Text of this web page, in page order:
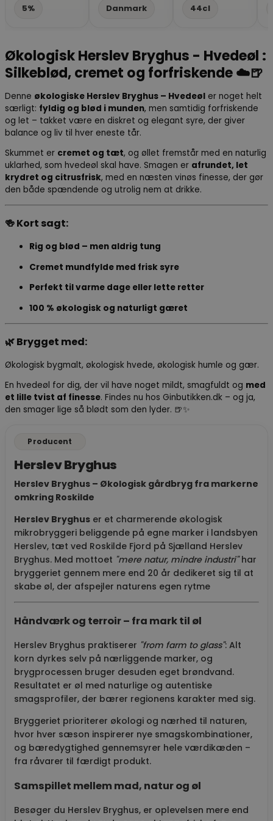
5% Danmark 44cl
Økologisk Herslev Bryghus - Hvedeøl :
Silkeblød, cremet og forfriskende ☁️🍺
Denne økologiske Herslev Bryghus – Hvedeøl er noget helt
særligt: fyldig og blød i munden, men samtidig forfriskende
og let – takket være en diskret og elegant syre, der giver
balance og liv til hver eneste tår.
Skummet er cremet og tæt, og øllet fremstår med en naturlig
uklarhed, som hvedeøl skal have. Smagen er afrundet, let
krydret og citrusfrisk, med en næsten vinøs finesse, der gør
den både spændende og utrolig nem at drikke.
🍻 Kort sagt:
Rig og blød – men aldrig tung
Cremet mundfylde med frisk syre
Perfekt til varme dage eller lette retter
100 % økologisk og naturligt gæret
🌿 Brygget med:
Økologisk bygmalt, økologisk hvede, økologisk humle og gær.
En hvedeøl for dig, der vil have noget mildt, smagfuldt og med
et lille tvist af finesse. Findes nu hos Ginbutikken.dk – og ja,
den smager lige så blødt som den lyder. 🍺✨
Producent
Herslev Bryghus
Herslev Bryghus – Økologisk gårdbryg fra markerne
omkring Roskilde
Herslev Bryghus er et charmerende økologisk
mikrobryggeri beliggende på egne marker i landsbyen
Herslev, tæt ved Roskilde Fjord på Sjælland Herslev
Bryghus. Med mottoet "mere natur, mindre industri"har
bryggeriet gennem mere end 20 år dedikeret sig til at
skabe øl, der afspejler naturens egen rytme
Håndværk og terroir – fra mark til øl
Herslev Bryghus praktiserer "from farm to glass": Alt
korn dyrkes selv på nærliggende marker, og
brygprocessen bruger desuden eget brøndvand.
Resultatet er øl med naturlige og autentiske
smagsprofiler, der bærer regionens karakter med sig.
Bryggeriet prioriterer økologi og nærhed til naturen,
hvor hver sæson inspirerer nye smagskombinationer,
og bæredygtighed gennemsyrer hele værdikæden –
fra råvarer til færdigt produkt.
Samspillet mellem mad, natur og øl
Besøger du Herslev Bryghus, er oplevelsen mere end